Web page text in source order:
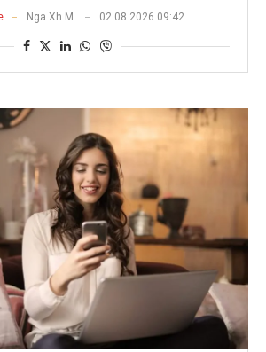
Nga Xh M 02.08.2026 09:42